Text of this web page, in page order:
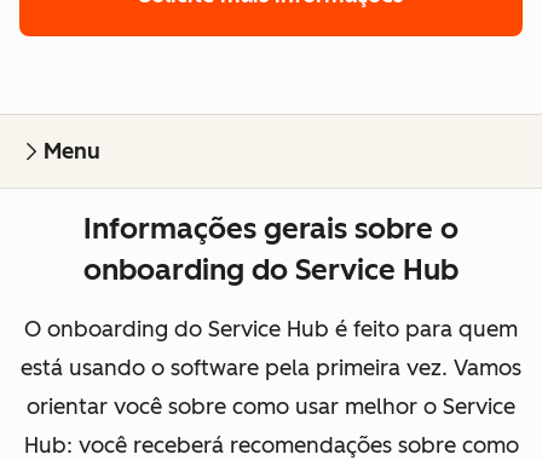
Menu
Informações gerais sobre o
onboarding do Service Hub
O onboarding do Service Hub é feito para quem
está usando o software pela primeira vez. Vamos
orientar você sobre como usar melhor o Service
Hub: você receberá recomendações sobre como